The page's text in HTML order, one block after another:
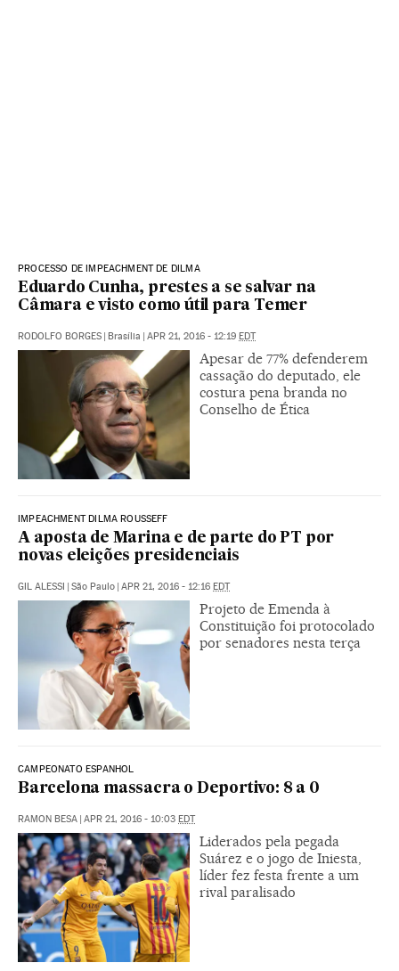
PROCESSO DE IMPEACHMENT DE DILMA
Eduardo Cunha, prestes a se salvar na
Câmara e visto como útil para Temer
RODOLFO BORGES | Brasília | APR 21, 2016 - 12:19 EDT
Apesar de 77% defenderem
cassação do deputado, ele
costura pena branda no
Conselho de Ética
IMPEACHMENT DILMA ROUSSEFF
A aposta de Marina e de parte do PT por
novas eleições presidenciais
GIL ALESSI | São Paulo | APR 21, 2016 - 12:16 EDT
Projeto de Emenda à
Constituição foi protocolado
por senadores nesta terça
CAMPEONATO ESPANHOL
Barcelona massacra o Deportivo: 8 a 0
RAMON BESA | APR 21, 2016 - 10:03 EDT
Liderados pela pegada
Suárez e o jogo de Iniesta,
líder fez festa frente a um
rival paralisado